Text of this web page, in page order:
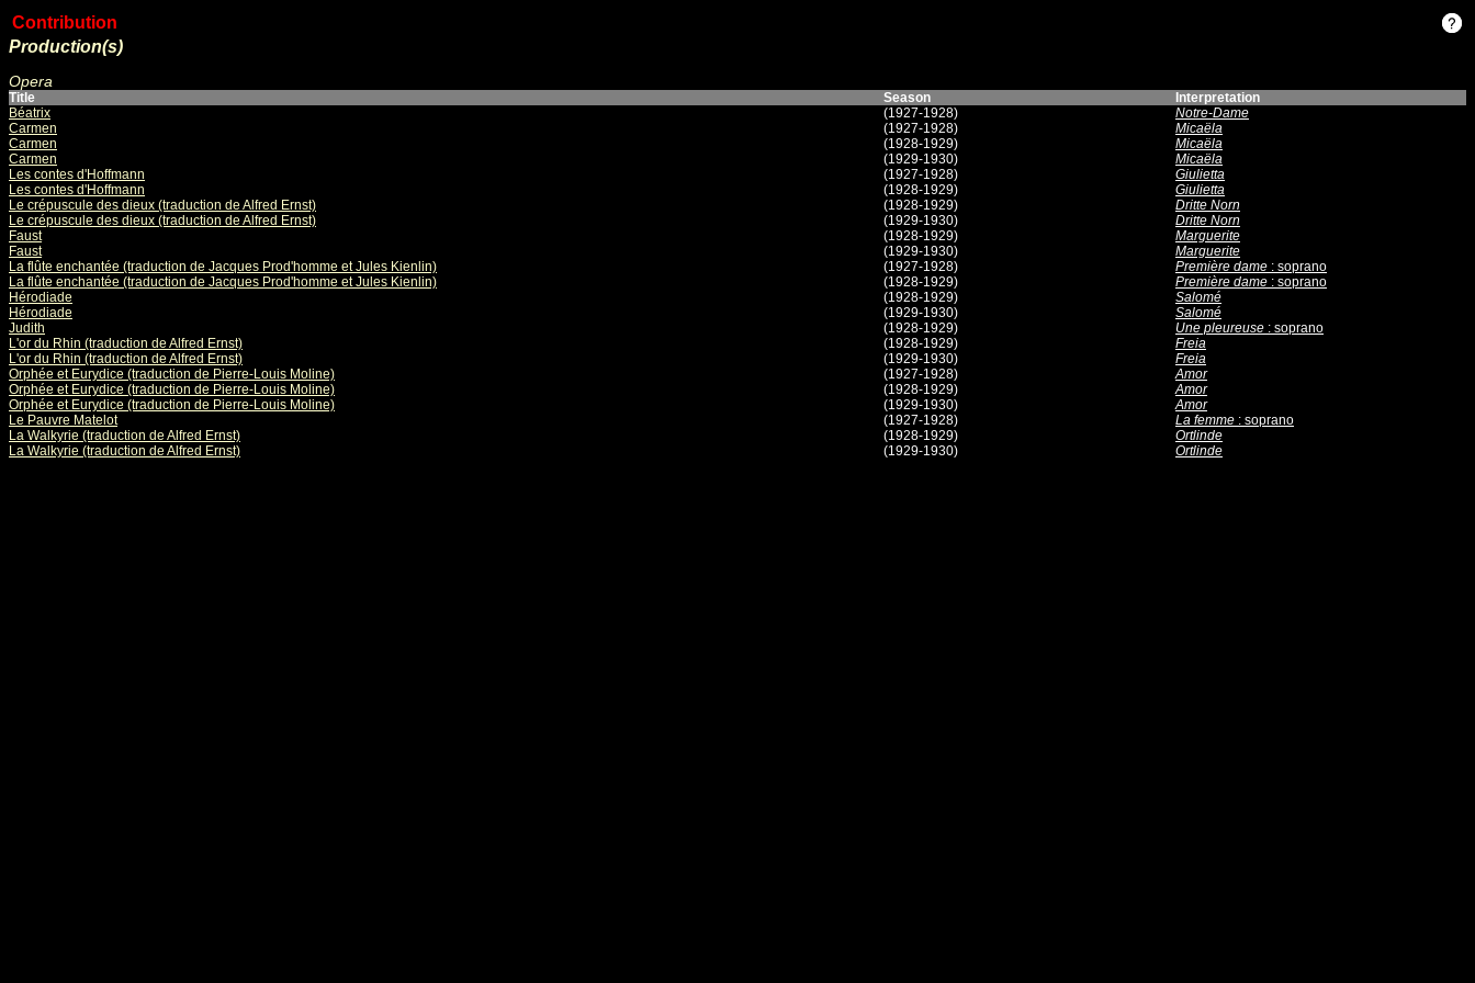
Contribution
Production(s)
Opera
Title Season
Interpretation
Béatrix
(1927-1928)
Notre-Dame
Carmen
(1927-1928)
Micaëla
Carmen
(1928-1929)
Micaëla
Carmen
(1929-1930)
Micaëla
Les contes d'Hoffmann
(1927-1928)
Giulietta
Les contes d'Hoffmann
(1928-1929)
Giulietta
Le crépuscule des dieux (traduction de Alfred Ernst)
(1928-1929)
Dritte Norn
Le crépuscule des dieux (traduction de Alfred Ernst)
(1929-1930)
Dritte Norn
Faust
(1928-1929)
Marguerite
Faust
(1929-1930)
Marguerite
La flûte enchantée (traduction de Jacques Prod'homme et Jules Kienlin)
(1927-1928) Première dame : soprano
La flûte enchantée (traduction de Jacques Prod'homme et Jules Kienlin)
(1928-1929) Première dame : soprano
Hérodiade
(1928-1929)
Salomé
Hérodiade
(1929-1930)
Salomé
Judith
(1928-1929) Une pleureuse : soprano
L'or du Rhin (traduction de Alfred Ernst)
(1928-1929)
Freia
L'or du Rhin (traduction de Alfred Ernst)
(1929-1930)
Freia
Orphée et Eurydice (traduction de Pierre-Louis Moline)
(1927-1928)
Amor
Orphée et Eurydice (traduction de Pierre-Louis Moline)
(1928-1929)
Amor
Orphée et Eurydice (traduction de Pierre-Louis Moline)
(1929-1930)
Amor
Le Pauvre Matelot
(1927-1928) La femme : soprano
La Walkyrie (traduction de Alfred Ernst)
(1928-1929)
Ortlinde
La Walkyrie (traduction de Alfred Ernst)
(1929-1930) Ortlinde